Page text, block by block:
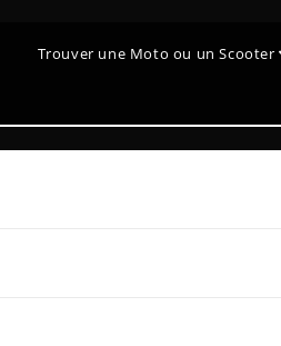
Trouver une Moto ou un Scooter